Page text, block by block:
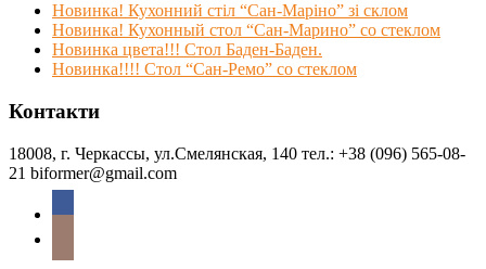
Новинка! Кухонний стіл “Сан-Маріно” зі склом
Новинка! Кухонный стол “Сан-Марино” со стеклом
Новинка цвета!!! Стол Баден-Баден.
Новинка!!!! Стол “Сан-Ремо” со стеклом
Контакти
18008, г. Черкассы, ул.Смелянская, 140 тел.: +38 (096) 565-08-
21 biformer@gmail.com